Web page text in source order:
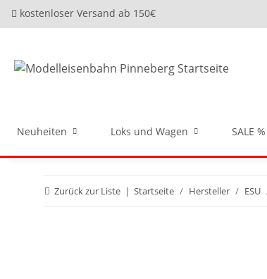
kostenloser Versand ab 150€
Neuheiten Loks und Wagen SALE %
Zurück zur Liste Startseite Hersteller ESU